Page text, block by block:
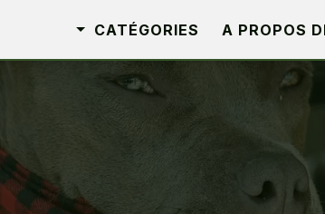
CATÉGORIES A PROPOS